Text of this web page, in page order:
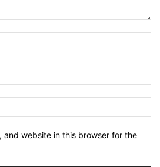
and website in this browser for the